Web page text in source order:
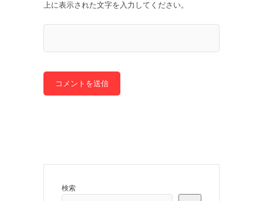
上に表示された文字を入力してください。
検索